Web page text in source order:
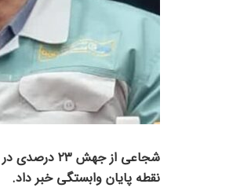
شجاعی از
نقطه پایان وابستگی خبر داد.